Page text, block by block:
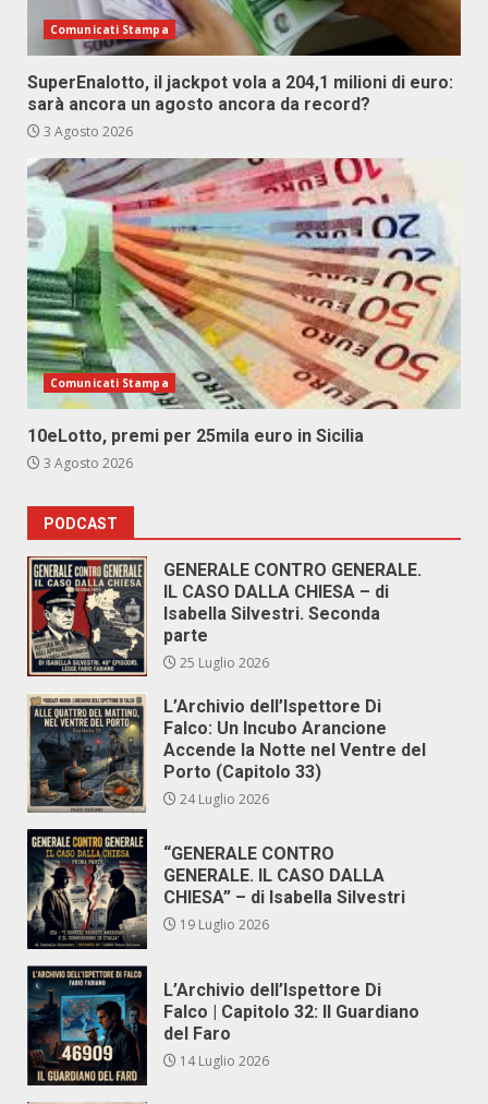
Comunicati Stampa
SuperEnalotto, il jackpot vola a 204,1 milioni di euro:
sarà ancora un agosto ancora da record?
3 Agosto 2026
Comunicati Stampa
10eLotto, premi per 25mila euro in Sicilia
3 Agosto 2026
PODCAST
GENERALE CONTRO GENERALE.
IL CASO DALLA CHIESA – di
Isabella Silvestri. Seconda
parte
25 Luglio 2026
L’Archivio dell’Ispettore Di
Falco: Un Incubo Arancione
Accende la Notte nel Ventre del
Porto (Capitolo 33)
24 Luglio 2026
“GENERALE CONTRO
GENERALE. IL CASO DALLA
CHIESA” – di Isabella Silvestri
19 Luglio 2026
L’Archivio dell’Ispettore Di
Falco | Capitolo 32: Il Guardiano
del Faro
14 Luglio 2026